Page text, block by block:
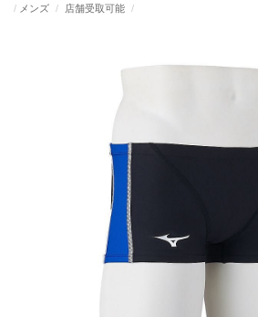
メンズ 店舗受取可能